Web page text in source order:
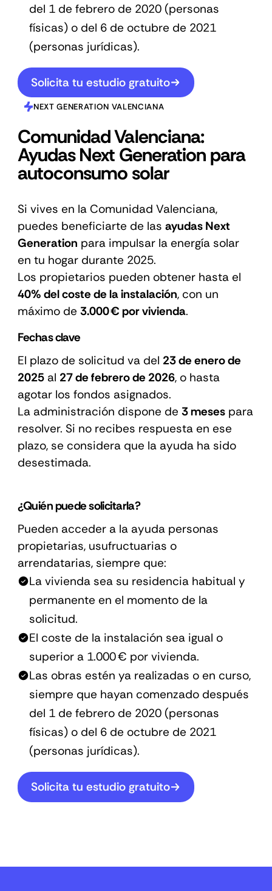
del 1 de febrero de 2020 (personas
físicas) o del 6 de octubre de 2021
(personas jurídicas).
Solicita tu estudio gratuito
NEXT GENERATION VALENCIANA
Comunidad Valenciana:
Ayudas Next Generation para
autoconsumo solar
Si vives en la Comunidad Valenciana,
puedes beneficiarte de las ayudas Next
Generation para impulsar la energía solar
en tu hogar durante 2025.
Los propietarios pueden obtener hasta el
40% del coste de la instalación, con un
máximo de 3.000 € por vivienda.
Fechas clave
El plazo de solicitud va del 23 de enero de
2025al 27 de febrero de 2026, o hasta
agotar los fondos asignados.
La administración dispone de 3 mesespara
resolver. Si no recibes respuesta en ese
plazo, se considera que la ayuda ha sido
desestimada.
¿Quién puede solicitarla?
Pueden acceder a la ayuda personas
propietarias, usufructuarias o
arrendatarias, siempre que:
La vivienda sea su residencia habitual y
permanente en el momento de la
solicitud.
El coste de la instalación sea igual o
superior a 1.000 € por vivienda.
Las obras estén ya realizadas o en curso,
siempre que hayan comenzado después
del 1 de febrero de 2020 (personas
físicas) o del 6 de octubre de 2021
(personas jurídicas).
Solicita tu estudio gratuito